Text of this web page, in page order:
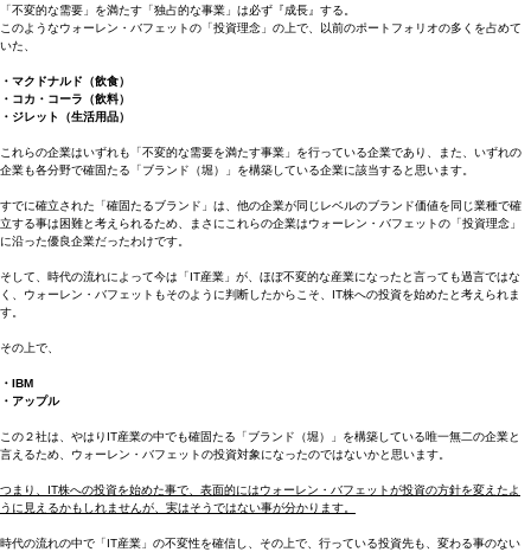
「不変的な需要」を満たす「独占的な事業」は必ず『成長』する。
このようなウォーレン・バフェットの「投資理念」の上で、以前のポートフォリオの多くを占めて
いた、
・マクドナルド（飲食）
・コカ・コーラ（飲料）
・ジレット（生活用品）
これらの企業はいずれも「不変的な需要を満たす事業」を行っている企業であり、また、いずれの
企業も各分野で確固たる「ブランド（堀）」を構築している企業に該当すると思います。
すでに確立された「確固たるブランド」は、他の企業が同じレベルのブランド価値を同じ業種で確
立する事は困難と考えられるため、まさにこれらの企業はウォーレン・バフェットの「投資理念」
に沿った優良企業だったわけです。
そして、時代の流れによって今は「IT産業」が、ほぼ不変的な産業になったと言っても過言ではな
く、ウォーレン・バフェットもそのように判断したからこそ、IT株への投資を始めたと考えられま
す。
その上で、
・IBM
・アップル
この２社は、やはりIT産業の中でも確固たる「ブランド（堀）」を構築している唯一無二の企業と
言えるため、ウォーレン・バフェットの投資対象になったのではないかと思います。
つまり、IT株への投資を始めた事で、表面的にはウォーレン・バフェットが投資の方針を変えたよ
うに見えるかもしれませんが、実はそうではない事が分かります。
時代の流れの中で「IT産業」の不変性を確信し、その上で、行っている投資先も、変わる事のない